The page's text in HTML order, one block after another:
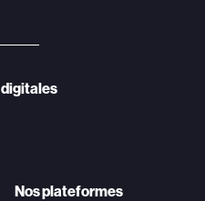
Nos plateformes